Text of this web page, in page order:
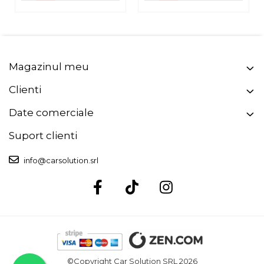
Magazinul meu
Clienti
Date comerciale
Suport clienti
info@carsolution.srl
©Copyright Car Solution SRL 2026